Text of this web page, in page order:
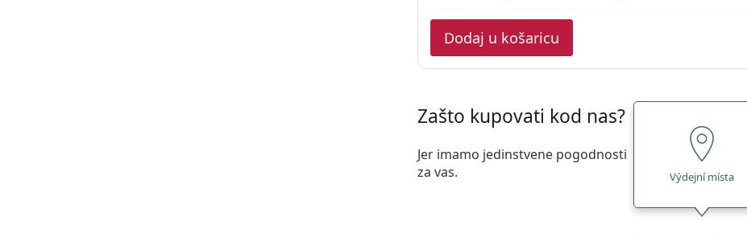
Dodaj u košaricu
Zašto kupovati kod nas?
Jer imamo jedinstvene pogodnosti
za vas.
Výdejní místa